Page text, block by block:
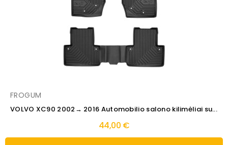
FROGUM
VOLVO XC90 2002→ 2016 Automobilio salono kilimėliai su...
44,00 €